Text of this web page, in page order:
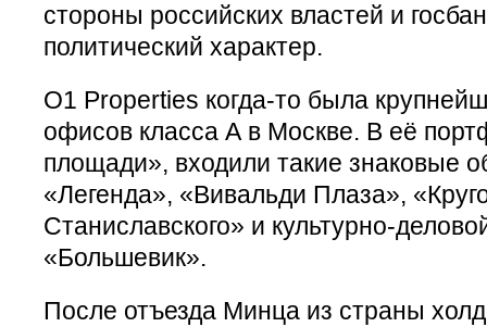
стороны российских властей и
политический характер.
O1 Properties когда-то была
офисов класса А в Москве. В её
площади», входили такие знаковые
«Легенда», «Вивальди Плаза»,
Станиславского» и культурно-
«Большевик».
После отъезда Минца из страны